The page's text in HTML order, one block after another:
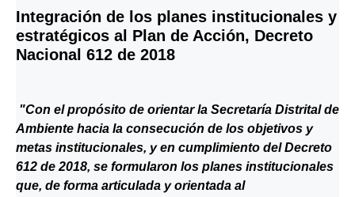
Integración de los planes institucionales y
estratégicos al Plan de Acción, Decreto
Nacional 612 de 2018
"Con el propósito de orientar la Secretaría Distrital de
Ambiente hacia la consecución de los objetivos y
metas institucionales, y en cumplimiento del Decreto
612 de 2018, se formularon los planes institucionales
que, de forma articulada y orientada al